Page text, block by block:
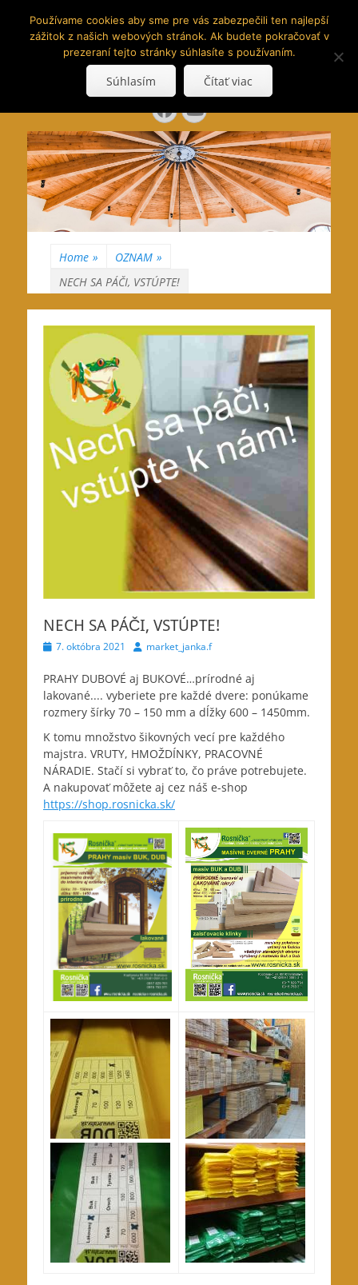
www.hranoly.sk
…kus prírody priamo k Vám
Search
Facebook
YouTube
Home » OZNAM »
NECH SA PÁČI, VSTÚPTE!
NECH SA PÁČI, VSTÚPTE!
Posted7. októbra 2021 Authormarket_janka.f
PRAHY DUBOVÉ aj BUKOVÉ…prírodné aj
lakované.... vyberiete pre každé dvere: ponúkame
rozmery šírky 70 – 150 mm a dĺžky 600 – 1450mm.
K tomu množstvo šikovných vecí pre každého
majstra. VRUTY, HMOŽDÍNKY, PRACOVNÉ
NÁRADIE. Stačí si vybrať to, čo práve potrebujete.
A nakupovať môžete aj cez náš e-shop
https://shop.rosnicka.sk/
Používame cookies aby sme pre vás zabezpečili ten najlepší
zážitok z našich webových stránok. Ak budete pokračovať v
prezeraní tejto stránky súhlasíte s používaním.
Súhlasím Čítať viac